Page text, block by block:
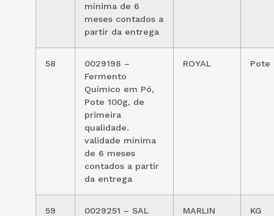
mínima de 6
meses contados a
partir da entrega
58
0029198 –
Fermento
Químico em Pó,
Pote 100g, de
primeira
qualidade.
validade mínima
de 6 meses
contados a partir
da entrega
ROYAL Pote
59
0029251 – SAL
MARLIN KG